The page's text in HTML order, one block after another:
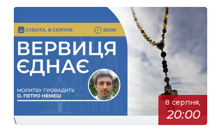
8 серпня,
20:00
\